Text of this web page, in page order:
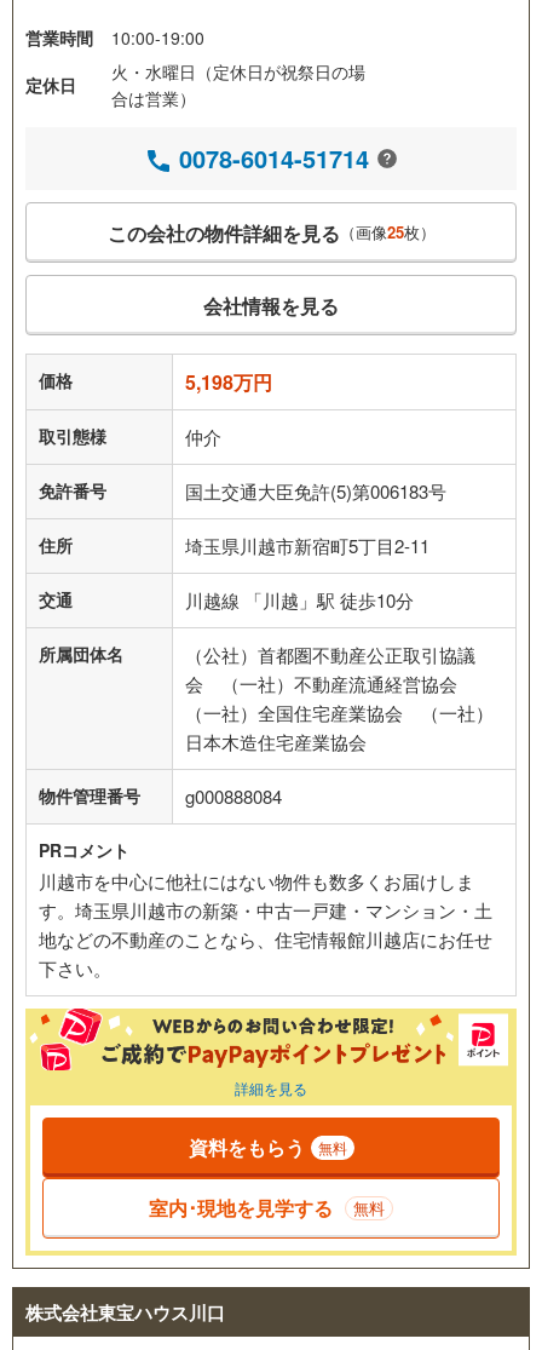
営業時間
10:00-19:00
定休日
火・水曜日（定休日が祝祭日の場
合は営業）
0078-6014-51714
この会社の物件詳細を見る （画像25枚）
会社情報を見る
価格 5,198万円
取引態様 仲介
免許番号 国土交通大臣免許(5)第006183号
住所 埼玉県川越市新宿町5丁目2-11
交通 川越線 「川越」駅 徒歩10分
所属団体名
（公社）首都圏不動産公正取引協議
会 （一社）不動産流通経営協会
（一社）全国住宅産業協会 （一社）
日本木造住宅産業協会
物件管理番号 g000888084
PRコメント
川越市を中心に他社にはない物件も数多くお届けしま
す。埼玉県川越市の新築・中古一戸建・マンション・土
地などの不動産のことなら、住宅情報館川越店にお任せ
下さい。
詳細を見る
資料をもらう 無料
室内･現地を見学する 無料
株式会社東宝ハウス川口